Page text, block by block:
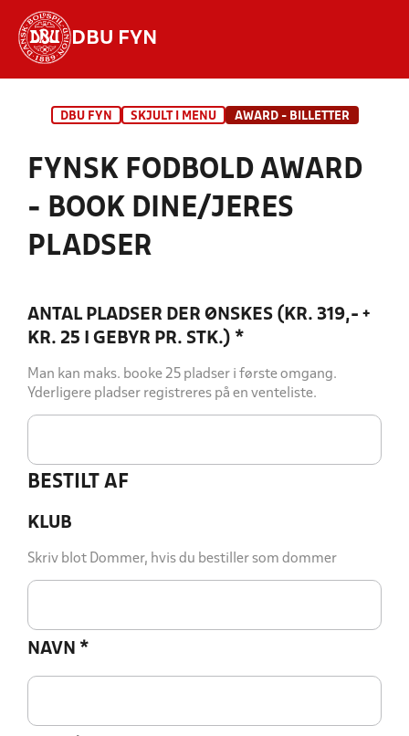
DBU FYN
STILLINGER, RESULTATER, KLUBBER OG
DBU FYN SKJULT I MENU AWARD - BILLETTER
FYNSK FODBOLD AWARD
- BOOK DINE/JERES
PLADSER
ANTAL PLADSER DER ØNSKES (KR. 319,- +
KR. 25 I GEBYR PR. STK.) *
Man kan maks. booke 25 pladser i første omgang.
Yderligere pladser registreres på en venteliste.
BESTILT AF
KLUB
Skriv blot Dommer, hvis du bestiller som dommer
NAVN *